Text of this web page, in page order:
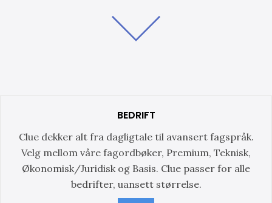
BEDRIFT
Clue dekker alt fra dagligtale til avansert fagspråk.
Velg mellom våre fagordbøker, Premium, Teknisk,
Økonomisk/Juridisk og Basis. Clue passer for alle
bedrifter, uansett størrelse.